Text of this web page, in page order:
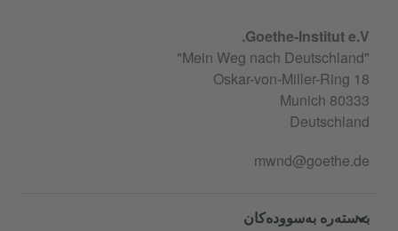
Goethe-Institut e.V.
"Mein Weg nach Deutschland"
Oskar-von-Miller-Ring 18
80333 Munich
Deutschland
mwnd@goethe.de
بەستەرە بەسوودەکان